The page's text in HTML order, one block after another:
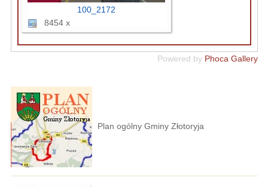
100_2172
8454 x
Powered by Phoca Gallery
Plan ogólny Gminy Złotoryja